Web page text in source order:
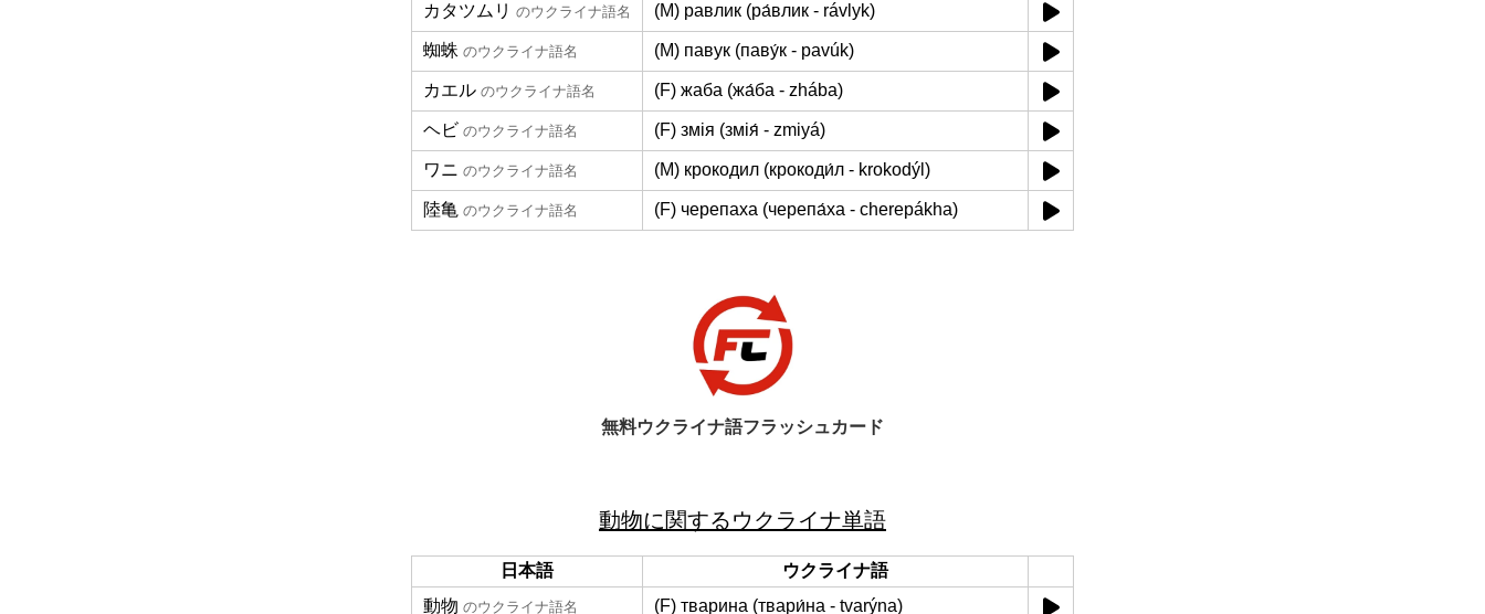
カタツムリ のウクライナ語名 (M) равлик (ра́влик - rávlyk)
蜘蛛 のウクライナ語名 (M) павук (паву́к - pavúk)
カエル のウクライナ語名 (F) жаба (жа́ба - zhába)
ヘビ のウクライナ語名 (F) змія (змія́ - zmiyá)
ワニ のウクライナ語名 (M) крокодил (крокоди́л - krokodýl)
陸亀 のウクライナ語名 (F) черепаха (черепа́ха - cherepákha)
無料ウクライナ語フラッシュカード
動物に関するウクライナ単語
日本語
ウクライナ語
動物 のウクライナ語名 (F) тварина (твари́на - tvarýna)